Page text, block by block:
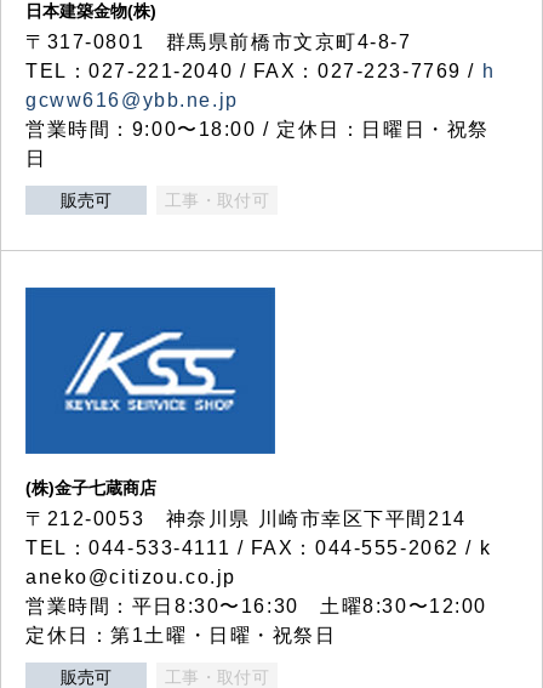
日本建築金物(株)
〒317‐0801 群馬県前橋市文京町4-8-7
TEL：027-221-2040 / FAX：027-223-7769 / h
gcww616@ybb.ne.jp
営業時間：9:00〜18:00 / 定休日：日曜日・祝祭
日
販売可 工事・取付可
(株)金子七蔵商店
〒212-0053 神奈川県 川崎市幸区下平間214
TEL：044-533-4111 / FAX：044-555-2062 / k
aneko@citizou.co.jp
営業時間：平日8:30〜16:30 土曜8:30〜12:00
定休日：第1土曜・日曜・祝祭日
販売可 工事・取付可